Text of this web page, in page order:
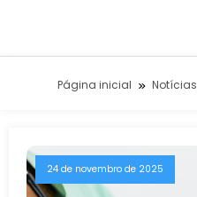
Página inicial Notícias
24 de novembro de 2025